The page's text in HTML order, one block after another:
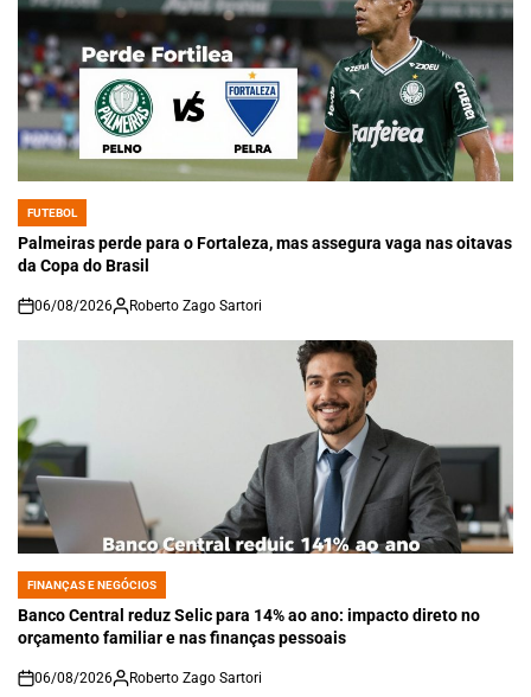
POSTED
IN
FUTEBOL
Palmeiras perde para o Fortaleza, mas assegura vaga nas oitavas
da Copa do Brasil
on
06/08/2026 Roberto Zago Sartori
POSTED
IN
FINANÇAS E NEGÓCIOS
Banco Central reduz Selic para 14% ao ano: impacto direto no
orçamento familiar e nas finanças pessoais
on
06/08/2026 Roberto Zago Sartori